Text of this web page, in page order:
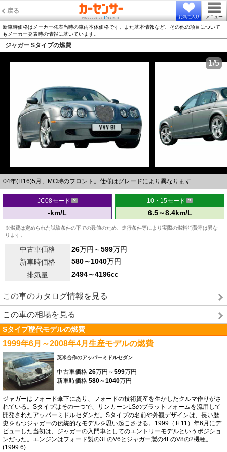
戻る
お気に入り メニュー
新車時価格はメーカー発表当時の車両本体価格です。また基本情報など、その他の項目について
もメーカー発表時の情報に基いています。
ジャガー Sタイプの燃費
04年(H16)5月、MC時のフロント。仕様はグレードにより異なります
1/5
JC08モード
-km/L
10・15モード
6.5～8.4km/L
※燃費は定められた試験条件の下での数値のため、走行条件等により実際の燃料消費率は異な
ります。
中古車価格 26万円～599万円
新車時価格
580～1040万円
排気量
2494～4196cc
この車のカタログ情報を見る
この車の相場を見る
Sタイプ歴代モデルの燃費
1999年6月～2008年4月生産モデルの燃費
英米合作のアッパーミドルセダン
中古車価格 26万円～599万円
新車時価格 580～1040万円
ジャガーはフォード傘下にあり、フォードの技術資産を生かしたクルマ作りがさ
れている。Sタイプはその一つで、リンカーンLSのプラットフォームを流用して
開発されたアッパーミドルセダンだ。Sタイプの名前や外観デザインは、長い歴
史をもつジャガーの伝統的なモデルを思い起こさせる。1999（Ｈ11）年6月にデ
ビューした当初は、ジャガーの入門車としてのエントリーモデルというポジショ
ンだった。エンジンはフォード製の3LのV6とジャガー製の4LのV8の2機種。
(1999.6)